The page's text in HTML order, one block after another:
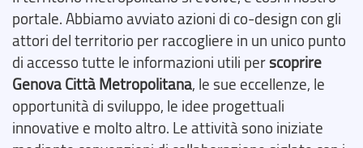
portale. Abbiamo avviato azioni di co-design con gli
attori del territorio per raccogliere in un unico punto
di accesso tutte le informazioni utili perscoprire
Genova Città Metropolitana, le sue eccellenze, le
opportunità di sviluppo, le idee progettuali
innovative e molto altro. Le attività sono iniziate